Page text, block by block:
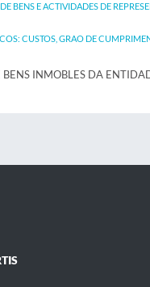
BENS E ACTIVIDADES DE
CUSTOS, GRAO DE
BENS INMOBLES DA